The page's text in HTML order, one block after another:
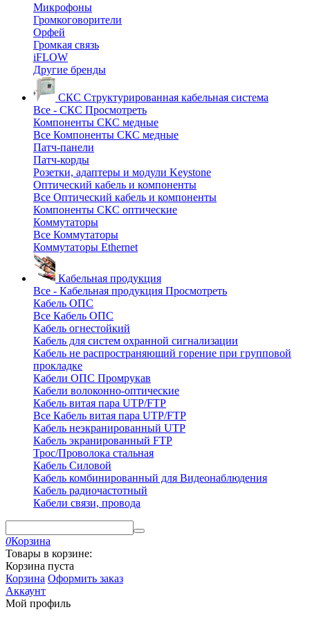
Микрофоны
Громкоговорители
Орфей
Громкая связь
iFLOW
Другие бренды
СКС Структурированная кабельная система
Все - СКС Просмотреть
Компоненты СКС медные
Все Компоненты СКС медные
Патч-панели
Патч-корды
Розетки, адаптеры и модули Keystone
Оптический кабель и компоненты
Все Оптический кабель и компоненты
Компоненты СКС оптические
Коммутаторы
Все Коммутаторы
Коммутаторы Ethernet
Кабельная продукция
Все - Кабельная продукция Просмотреть
Кабель ОПС
Все Кабель ОПС
Кабель огнестойкий
Кабель для систем охранной сигнализации
Кабель не распространяющий горение при групповой
прокладке
Кабели ОПС Промрукав
Кабели волоконно-оптические
Кабель витая пара UTP/FTP
Все Кабель витая пара UTP/FTP
Кабель неэкранированный UTP
Кабель экранированный FTP
Трос/Проволока стальная
Кабель Силовой
Кабель комбинированный для Видеонаблюдения
Кабель радиочастотный
Кабели связи, провода
0Корзина
Товары в корзине:
Корзина пуста
Корзина Оформить заказ
Аккаунт
Мой профиль